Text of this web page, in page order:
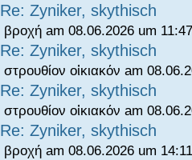
Re: Zyniker, skythisch
βροχή am 08.06.2026 um
Re: Zyniker, skythisch
στρουθίον οἰκιακόν am
Re: Zyniker, skythisch
στρουθίον οἰκιακόν am
Re: Zyniker, skythisch
βροχή am 08.06.2026 um